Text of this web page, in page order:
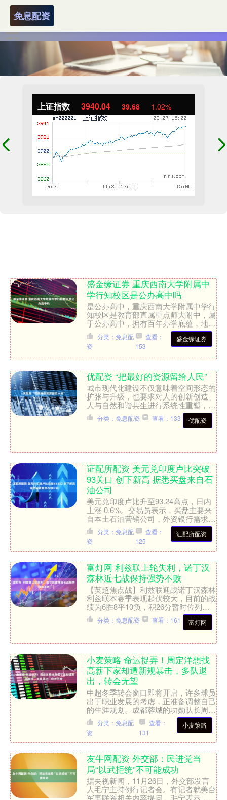
上证指数 3940.04 39.68 1.02%
免息配资
盛金缘证券 重庆西南大学附属中
学行知校区是公办高中吗
是公办高中，重庆西南大学附属中学行
知校区是教育部直属重点师大附中，属
于公办高中，拥有百年办学底蕴，地处
缙云山下，嘉陵江畔，是重庆基础教
育"七龙珠"名校。学校以"....盛金缘证券
分类：免息配
资
查看：
153
优配资 “把最好的资源留给人民”
城市现代化建设不仅意味着空间形态的
扩张与升级，也要求对人的创新创造、
人与自然和谐共生进行系统性重塑，最
终实现“人自由而全面的发展” 江西南昌
西湖区桃花河右岸，寸....
优配资
分类：免息配资 查看：133
证配所配资 美元兑印度卢比突破
93关口 创下新高 据悉买盘来自石
油公司
美元兑印度卢比升至93.24高点，日内
上涨 0.6%。交易员表示，买盘主要来
自本土石油营销公司，外资银行需求则
表现不一。有交易员称，国有银行在当
前价位附近伺机卖....
证配所配资
分类：免息配
资
查看：
125
富灯网 利兹联上轮失利，诺丁汉
森林近七战保持强势不败
【英超焦点战】利兹联迎战诺丁汉森林
利兹联本赛季表现起伏较大，目前的战
绩为6胜8平10负，积26分暂时位列英
超第16名，领先降级区6分，保级形势
仍存在一定压力。....
富灯网
分类：免息配资 查看：161
小麦策略 命运捉弄！周定洋想找
高薪下家却遭新规暴击，多队退
出，转会无望
中超冬季转会窗口即将开启，许多球员
出于职业发展的考虑，正准备调整自己
的生涯规划。成都蓉城的功勋队长周定
洋，凭借出色的个人能力，一直是转会
市场上的热门人物，他也希....小麦策略
分类：免息配
资
查看：
131
友牛网配资 外交部：民进党当
局“以武拒统”不可能成功
据央视新闻，11月26日，外交部发言
人毛宁主持例行记者会。有记者就美台
军事联系相关内容提问。毛宁表示，中